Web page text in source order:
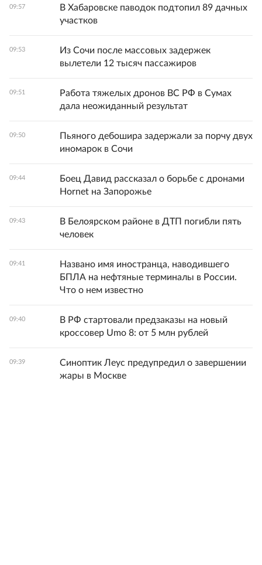
09:57
В Хабаровске паводок подтопил 89 дачных
участков
09:53
Из Сочи после массовых задержек
вылетели 12 тысяч пассажиров
09:51
Работа тяжелых дронов ВС РФ в Сумах
дала неожиданный результат
09:50
Пьяного дебошира задержали за порчу двух
иномарок в Сочи
09:44
Боец Давид рассказал о борьбе с дронами
Hornet на Запорожье
09:43
В Белоярском районе в ДТП погибли пять
человек
09:41
Названо имя иностранца, наводившего
БПЛА на нефтяные терминалы в России.
Что о нем известно
09:40
В РФ стартовали предзаказы на новый
кроссовер Umo 8: от 5 млн рублей
09:39
Синоптик Леус предупредил о завершении
жары в Москве